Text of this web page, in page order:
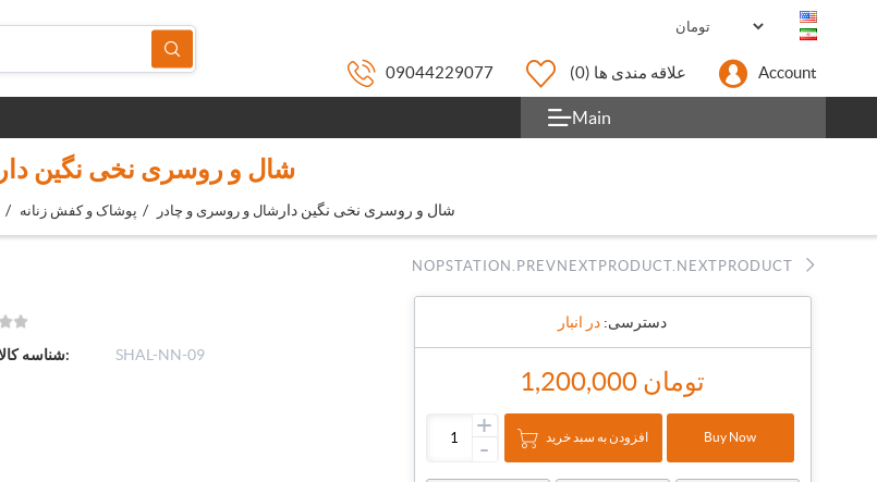
09044229077 علاقه مندی ها (0) Account
Main
شال و روسری نخی نگین دار
/ پوشاک و کفش زنانه / شال و روسری و چادر شال و روسری نخی نگین دار
NOPSTATION.PREVNEXTPRODUCT.NEXTPRODUCT
شناسه کالا در انبار: SHAL-NN-09
دسترسی: در انبار
1,200,000 تومان
+
- افزودن به سبد خرید Buy Now